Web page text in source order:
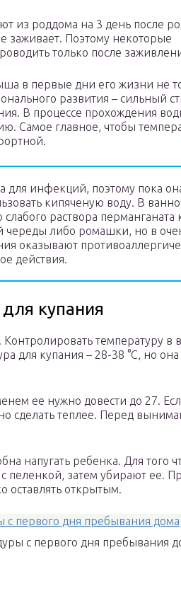
из роддома на 3 день после
заживает. Поэтому некоторые
только после
в первые дни его жизни не
развития – сильный
В процессе прохождения
Самое главное, чтобы
для инфекций, поэтому пока
кипяченую воду. В
раствора перманганата
череды либо ромашки, но в
оказывают
действия.
купания
температуру в
для купания – 28-38 °С, но она
ее нужно довести до 27.
сделать теплее. Перед
напугать ребенка. Для того
пеленкой, затем убирают ее.
оставлять открытым.
с первого дня пребывания